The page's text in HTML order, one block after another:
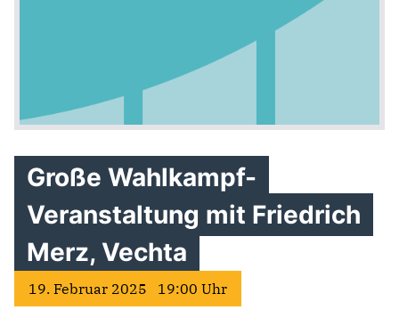
Große Wahlkampf-
Veranstaltung mit Friedrich
Merz, Vechta
19. Februar 2025 19:00 Uhr